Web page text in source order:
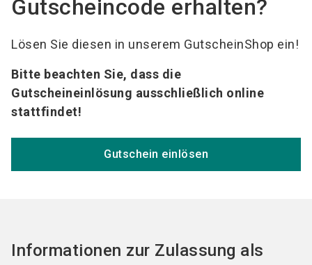
Gutscheincode erhalten?
Lösen Sie diesen in unserem GutscheinShop ein!
Bitte beachten Sie, dass die
Gutscheineinlösung ausschließlich online
stattfindet!
Gutschein einlösen
Informationen zur Zulassung als